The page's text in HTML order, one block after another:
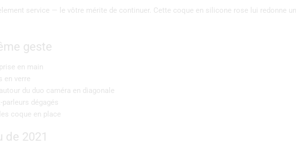
service — le vôtre mérite de continuer. Cette coque en silicone rose lui redonne
geste
en main
en verre
du duo caméra en diagonale
dégagés
coque en place
de 2021